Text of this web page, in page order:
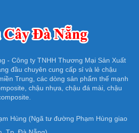
- Công ty TNHH Thương Mại Sản Xuất
đầu chuyên cung cấp sỉ và lẻ chậu
Trung, các dòng sản phẩm thế mạnh
chậu nhựa, chậu đá mài, chậu
Hùng (Ngã tư đường Phạm Hùng giao